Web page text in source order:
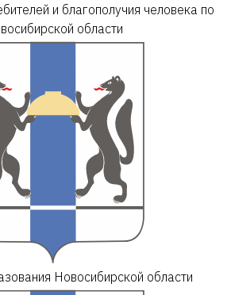
и благополучия человека по
области
Новосибирской области